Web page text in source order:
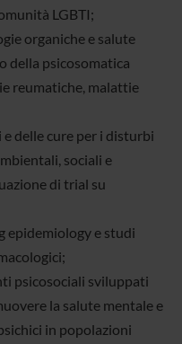
LGBTI;
organiche e salute
della psicosomatica
reumatiche, malattie
delle cure per i disturbi
sociali e
di trial su
epidemiology e studi
psicosociali sviluppati
la salute mentale e
in popolazioni